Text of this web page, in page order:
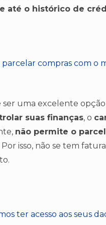
até o histórico de
parcelar compras com o
ser uma excelente
suas finanças, o
não permite o
Por isso, não se tem
ter acesso aos seus